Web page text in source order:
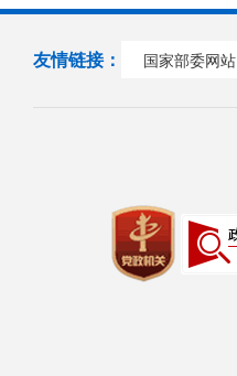
友情链接： 国家部委网站